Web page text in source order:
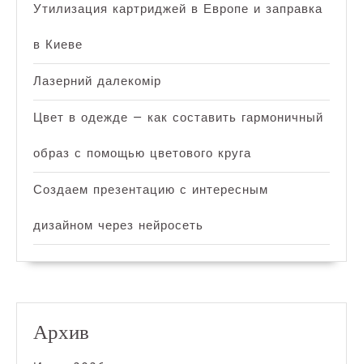
Утилизация картриджей в Европе и заправка
в Киеве
Лазерний далекомір
Цвет в одежде — как составить гармоничный
образ с помощью цветового круга
Создаем презентацию с интересным
дизайном через нейросеть
Архив